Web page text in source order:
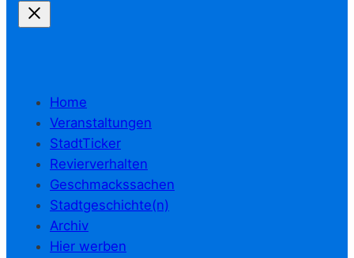
Home
Veranstaltungen
StadtTicker
Revierverhalten
Geschmackssachen
Stadtgeschichte(n)
Archiv
Hier werben